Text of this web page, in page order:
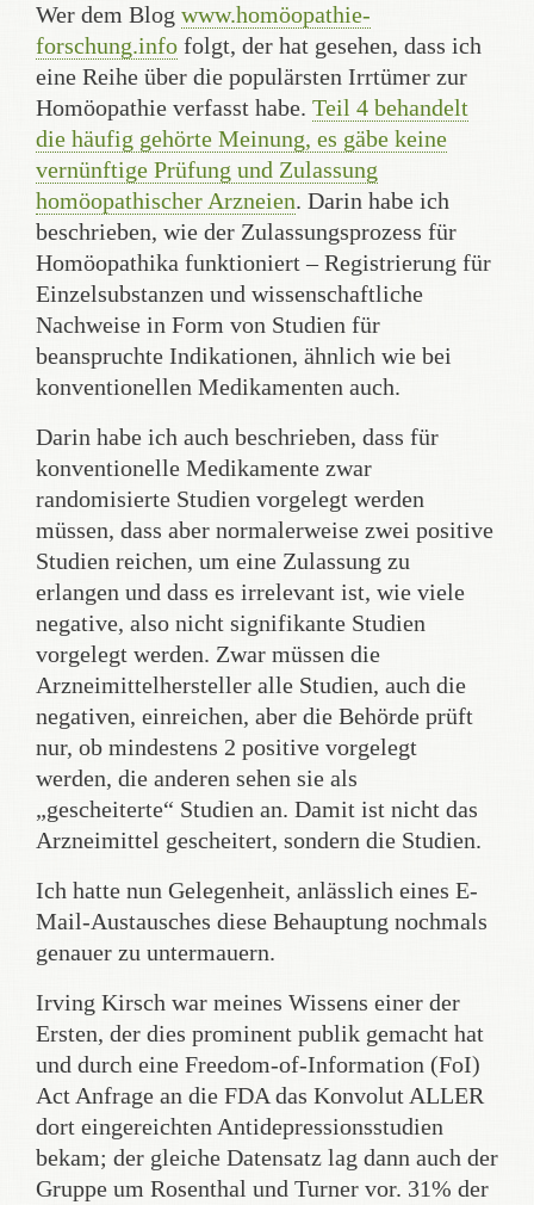
Wer dem Blog www.homöopathie-
forschung.info folgt, der hat gesehen, dass ich
eine Reihe über die populärsten Irrtümer zur
Homöopathie verfasst habe. Teil 4 behandelt
die häufig gehörte Meinung, es gäbe keine
vernünftige Prüfung und Zulassung
homöopathischer Arzneien. Darin habe ich
beschrieben, wie der Zulassungsprozess für
Homöopathika funktioniert – Registrierung für
Einzelsubstanzen und wissenschaftliche
Nachweise in Form von Studien für
beanspruchte Indikationen, ähnlich wie bei
konventionellen Medikamenten auch.
Darin habe ich auch beschrieben, dass für
konventionelle Medikamente zwar
randomisierte Studien vorgelegt werden
müssen, dass aber normalerweise zwei positive
Studien reichen, um eine Zulassung zu
erlangen und dass es irrelevant ist, wie viele
negative, also nicht signifikante Studien
vorgelegt werden. Zwar müssen die
Arzneimittelhersteller alle Studien, auch die
negativen, einreichen, aber die Behörde prüft
nur, ob mindestens 2 positive vorgelegt
werden, die anderen sehen sie als
„gescheiterte“ Studien an. Damit ist nicht das
Arzneimittel gescheitert, sondern die Studien.
Ich hatte nun Gelegenheit, anlässlich eines E-
Mail-Austausches diese Behauptung nochmals
genauer zu untermauern.
Irving Kirsch war meines Wissens einer der
Ersten, der dies prominent publik gemacht hat
und durch eine Freedom-of-Information (FoI)
Act Anfrage an die FDA das Konvolut ALLER
dort eingereichten Antidepressionsstudien
bekam; der gleiche Datensatz lag dann auch der
Gruppe um Rosenthal und Turner vor. 31% der